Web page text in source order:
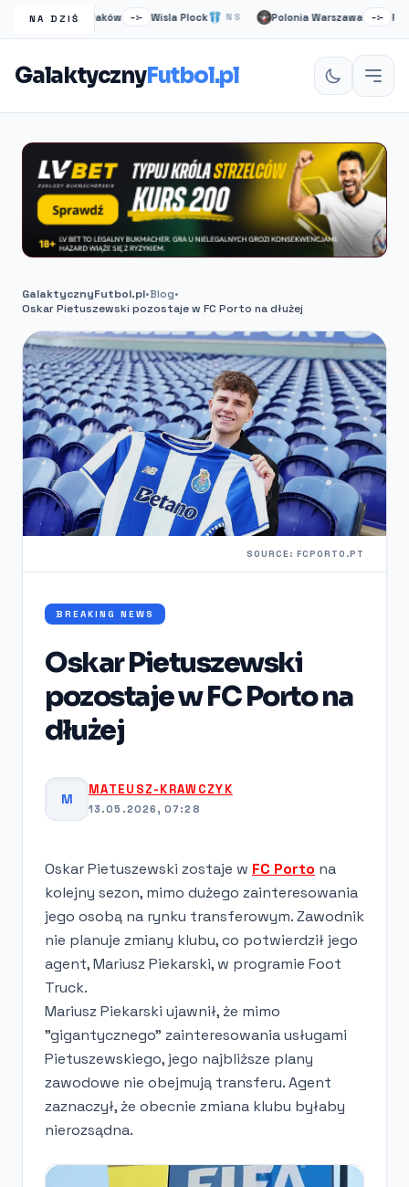
NA DZIŚ
Wisła Kraków –:– Wisla Plock NS Polonia Warszawa –:– Ruch
GalaktycznyFutbol.pl
GalaktycznyFutbol.pl•Blog•
Oskar Pietuszewski pozostaje w FC Porto na dłużej
SOURCE: FCPORTO.PT
BREAKING NEWS
Oskar Pietuszewski
pozostaje w FC Porto na
dłużej
M
MATEUSZ-KRAWCZYK
13.05.2026, 07:28
Oskar Pietuszewski zostaje w FC Porto na
kolejny sezon, mimo dużego zainteresowania
jego osobą na rynku transferowym. Zawodnik
nie planuje zmiany klubu, co potwierdził jego
agent, Mariusz Piekarski, w programie Foot
Truck.
Mariusz Piekarski ujawnił, że mimo
"gigantycznego" zainteresowania usługami
Pietuszewskiego, jego najbliższe plany
zawodowe nie obejmują transferu. Agent
zaznaczył, że obecnie zmiana klubu byłaby
nierozsądna.